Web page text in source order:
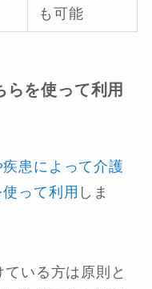
も可能
を使って利用
患によって介護
って利用 しま
いる方は原則と